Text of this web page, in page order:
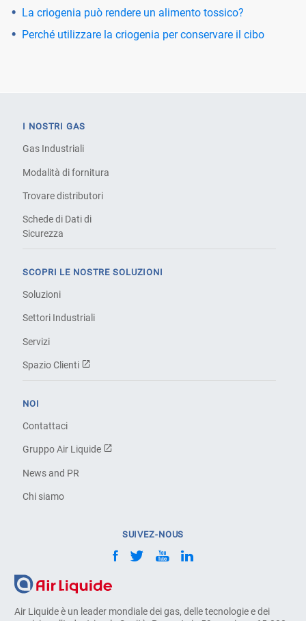
La criogenia può rendere un alimento tossico?
Perché utilizzare la criogenia per conservare il cibo
Air Liquide è un leader mondiale dei gas, delle tecnologie e dei
I NOSTRI GAS
Gas Industriali
Modalità di fornitura
Trovare distributori
Schede di Dati di
Sicurezza
SCOPRI LE NOSTRE SOLUZIONI
Soluzioni
Settori Industriali
Servizi
Spazio Clienti
NOI
Contattaci
Gruppo Air Liquide
News and PR
Chi siamo
SUIVEZ-NOUS